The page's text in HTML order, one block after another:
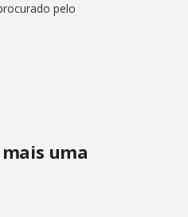
pelo
uma